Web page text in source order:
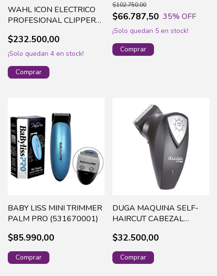
WAHL ICON ELECTRICO
PROFESIONAL CLIPPER
$232.500,00
¡Solo quedan 4 en stock!
$66.787,50
$102.750,00
35% OFF
¡Solo quedan 5 en stock!
BABY LISS MINI TRIMMER
PALM PRO (531670001)
$85.990,00
DUGA MAQUINA SELF-
HAIRCUT CABEZAL
$32.500,00